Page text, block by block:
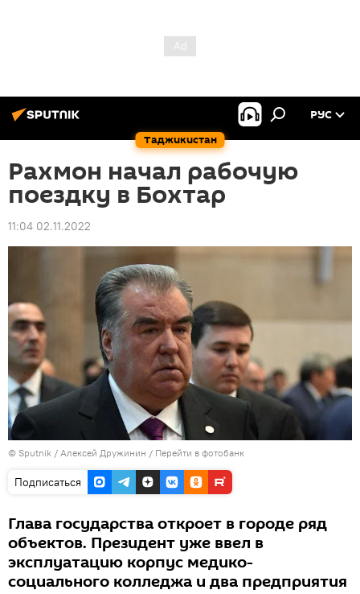
Таджикистан
РУС
Рахмон начал рабочую
поездку в Бохтар
11:04 02.11.2022
© Sputnik / Алексей Дружинин / Перейти в фотобанк
Подписаться
Глава государства откроет в городе ряд
объектов. Президент уже ввел в
эксплуатацию корпус медико-
социального колледжа и два предприятия